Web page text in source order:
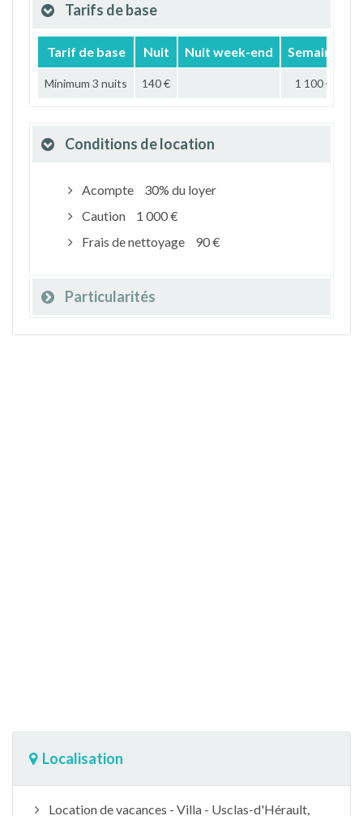
Tarifs de base
Tarif de base Nuit Nuit week-end Semaine
Minimum 3 nuits 140 € 1 100 €
Conditions de location
Acompte
30% du loyer
Caution
1 000 €
Frais de nettoyage
90 €
Particularités
Localisation
Location de vacances - Villa - Usclas-d'Hérault,